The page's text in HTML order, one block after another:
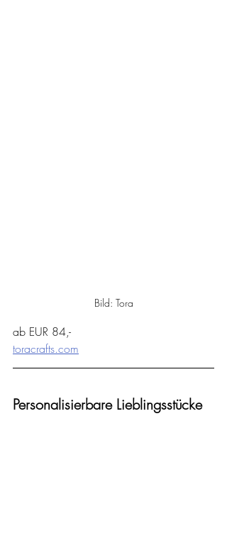
Bild: Tora
ab EUR 84,-
toracrafts.com
Personalisierbare Lieblingsstücke